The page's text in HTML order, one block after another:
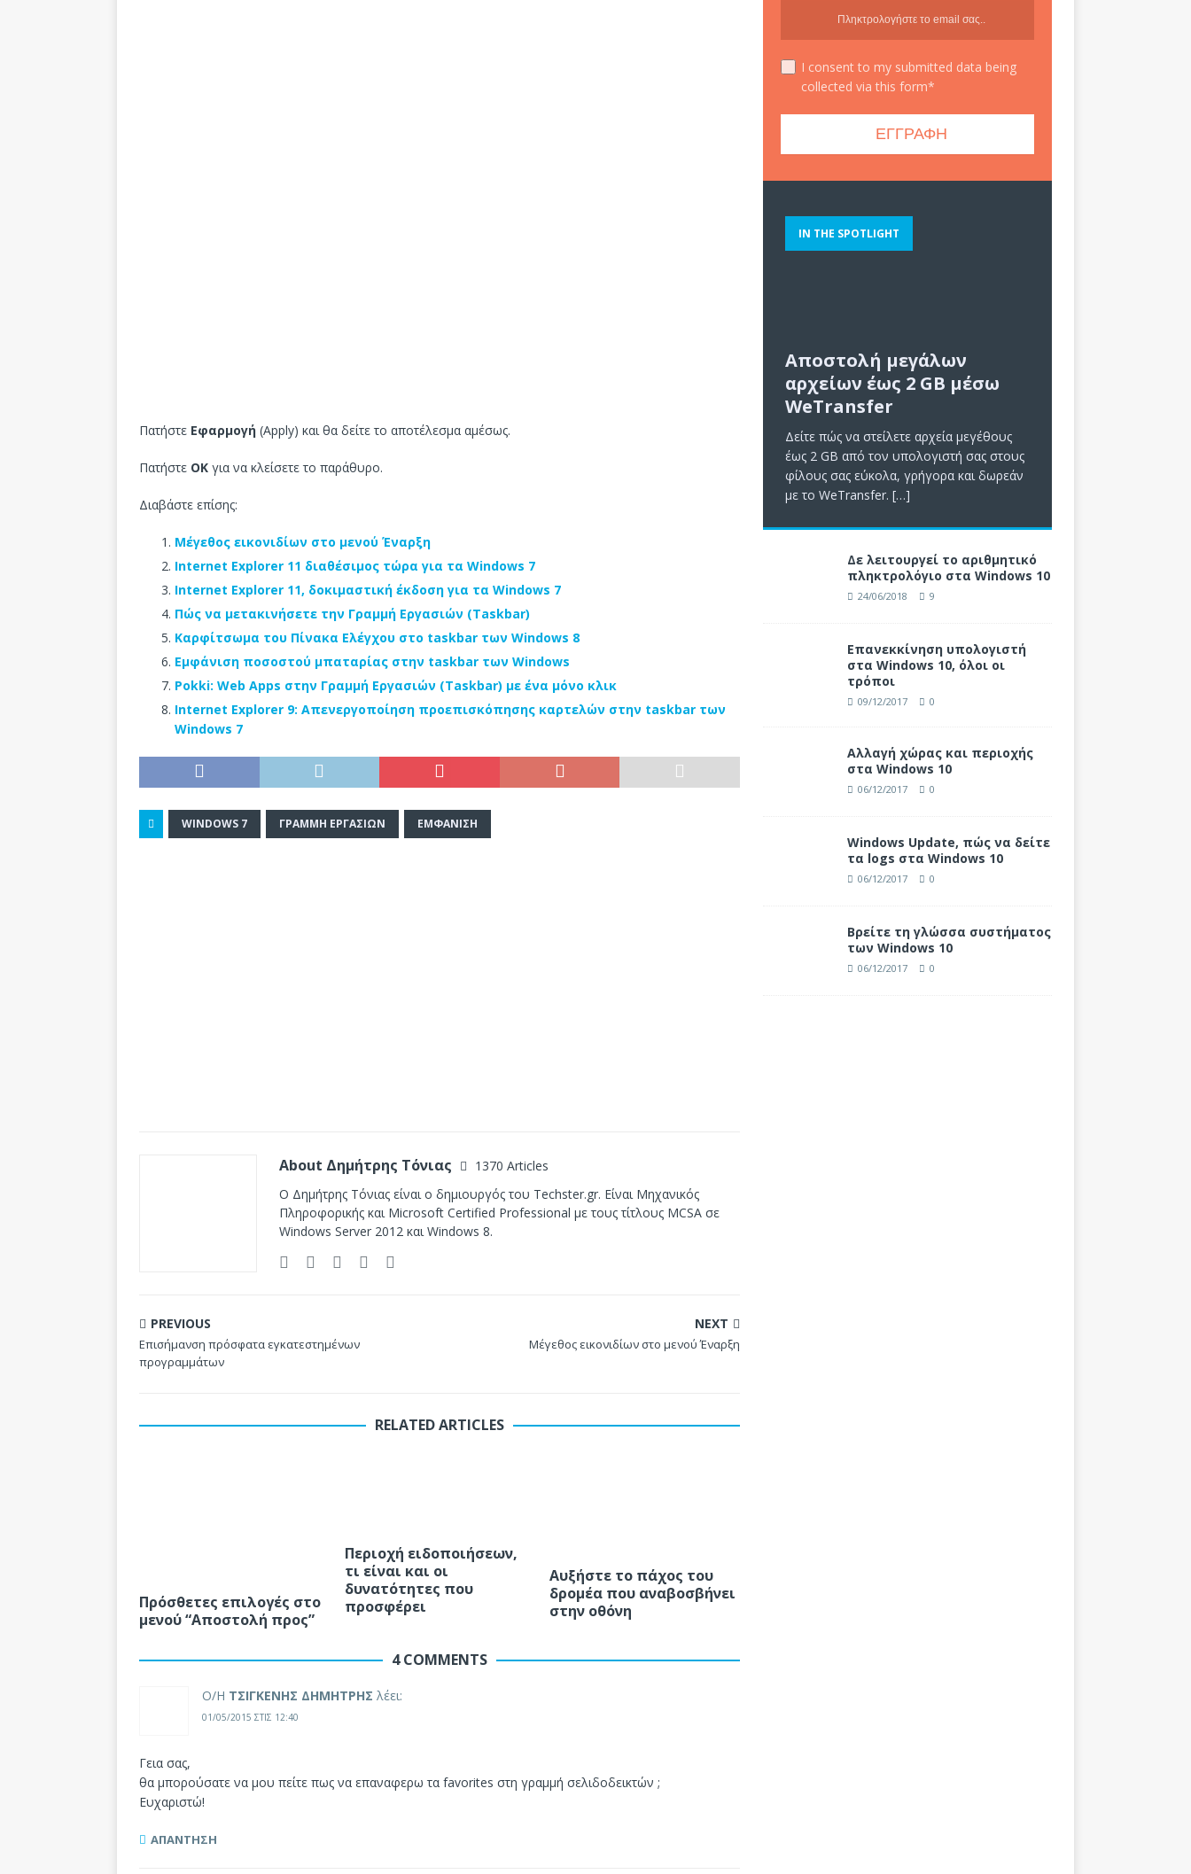
Πατήστε Εφαρμογή (Apply) και θα δείτε το αποτέλεσμα αμέσως.
Πατήστε ΟΚ για να κλείσετε το παράθυρο.
Διαβάστε επίσης:
Μέγεθος εικονιδίων στο μενού Έναρξη
Internet Explorer 11 διαθέσιμος τώρα για τα Windows 7
Internet Explorer 11, δοκιμαστική έκδοση για τα Windows 7
Πώς να μετακινήσετε την Γραμμή Εργασιών (Taskbar)
Καρφίτσωμα του Πίνακα Ελέγχου στο taskbar των Windows 8
Εμφάνιση ποσοστού μπαταρίας στην taskbar των Windows
Pokki: Web Apps στην Γραμμή Εργασιών (Taskbar) με ένα μόνο κλικ
Internet Explorer 9: Απενεργοποίηση προεπισκόπησης καρτελών στην taskbar των
Windows 7
WINDOWS 7 ΓΡΑΜΜΉ ΕΡΓΑΣΙΏΝ ΕΜΦΆΝΙΣΗ
About Δημήτρης Τόνιας
1370 Articles
Ο Δημήτρης Τόνιας είναι ο δημιουργός του Techster.gr. Είναι Μηχανικός
Πληροφορικής και Microsoft Certified Professional με τους τίτλους MCSA σε
Windows Server 2012 και Windows 8.
PREVIOUS
Επισήμανση πρόσφατα εγκατεστημένων
προγραμμάτων
NEXT
Μέγεθος εικονιδίων στο μενού Έναρξη
RELATED ARTICLES
Πρόσθετες επιλογές στο
μενού “Αποστολή προς”
Περιοχή ειδοποιήσεων,
τι είναι και οι
δυνατότητες που
προσφέρει
Αυξήστε το πάχος του
δρομέα που αναβοσβήνει
στην οθόνη
4 COMMENTS
Ο/Η ΤΣΙΓΚΕΝΗΣ ΔΗΜΗΤΡΗΣ λέει:
01/05/2015 ΣΤΙΣ 12:40
Γεια σας,
θα μπορούσατε να μου πείτε πως να επαναφερω τα favorites στη γραμμή σελιδοδεικτών ;
Ευχαριστώ!
ΑΠΆΝΤΗΣΗ
I consent to my submitted data being
collected via this form*
IN THE SPOTLIGHT
Αποστολή μεγάλων
αρχείων έως 2 GB μέσω
WeTransfer
Δείτε πώς να στείλετε αρχεία μεγέθους
έως 2 GB από τον υπολογιστή σας στους
φίλους σας εύκολα, γρήγορα και δωρεάν
με το WeTransfer. […]
Δε λειτουργεί το αριθμητικό
πληκτρολόγιο στα Windows 10
24/06/2018 9
Επανεκκίνηση υπολογιστή
στα Windows 10, όλοι οι
τρόποι
09/12/2017 0
Αλλαγή χώρας και περιοχής
στα Windows 10
06/12/2017 0
Windows Update, πώς να δείτε
τα logs στα Windows 10
06/12/2017 0
Βρείτε τη γλώσσα συστήματος
των Windows 10
06/12/2017 0